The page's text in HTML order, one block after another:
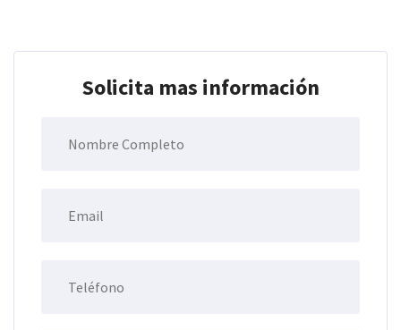
Solicita mas información